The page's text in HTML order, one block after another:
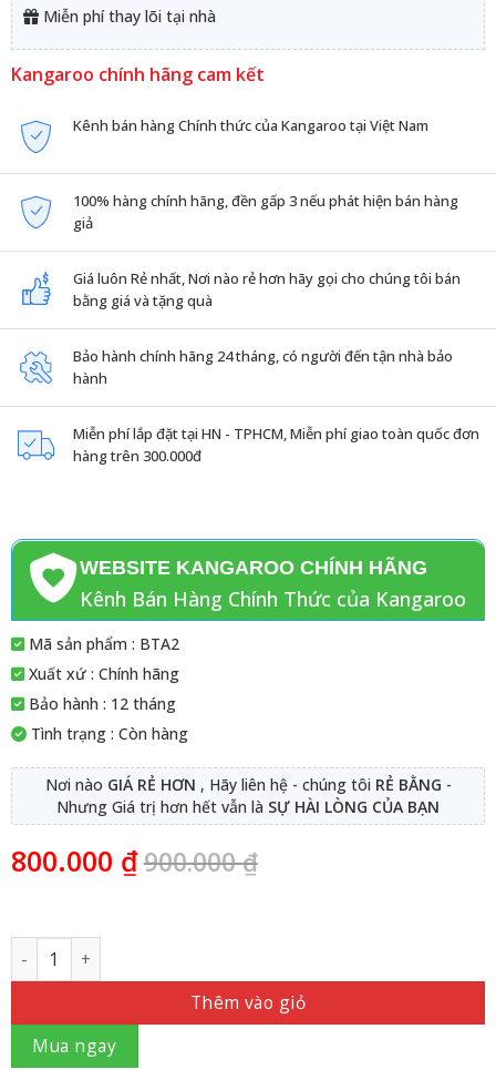
Miễn phí thay lõi tại nhà
Kangaroo chính hãng cam kết
Kênh bán hàng Chính thức của Kangaroo tại Việt Nam
100% hàng chính hãng, đền gấp 3 nếu phát hiện bán hàng
giả
Giá luôn Rẻ nhất, Nơi nào rẻ hơn hãy gọi cho chúng tôi bán
bằng giá và tặng quà
Bảo hành chính hãng 24 tháng, có người đến tận nhà bảo
hành
Miễn phí lắp đặt tại HN - TPHCM, Miễn phí giao toàn quốc đơn
hàng trên 300.000đ
WEBSITE KANGAROO CHÍNH HÃNG
Kênh Bán Hàng Chính Thức của Kangaroo
Mã sản phẩm : BTA2
Xuất xứ : Chính hãng
Bảo hành : 12 tháng
Tình trạng : Còn hàng
Nơi nào GIÁ RẺ HƠN , Hãy liên hệ - chúng tôi RẺ BẰNG -
Nhưng Giá trị hơn hết vẫn là SỰ HÀI LÒNG CỦA BẠN
800.000 ₫900.000₫
Số lượng
Thêm vào giỏ
Mua ngay